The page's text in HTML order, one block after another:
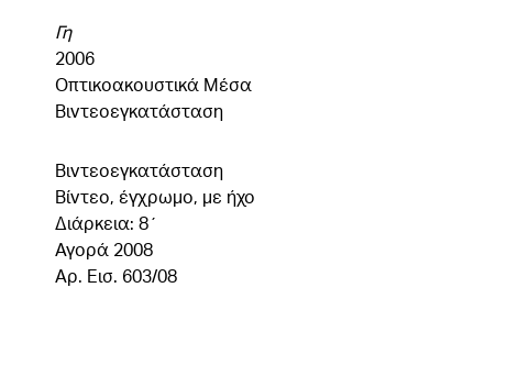
Γη
2006
Οπτικοακουστικά Μέσα
Βιντεοεγκατάσταση
Βιντεοεγκατάσταση
Βίντεο, έγχρωμο, με ήχο
Διάρκεια: 8΄
Αγορά 2008
Aρ. Εισ. 603/08